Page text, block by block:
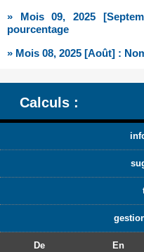
» Mois 09, 2025
pourcentage
» Mois 08, 2025 [Août] :
Calculs :
De En